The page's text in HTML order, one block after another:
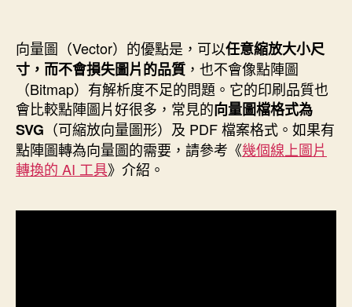
中
文
喔！”
者
佈
期
向量圖（Vector）的優點是，可以任意縮放大小尺
寸，而不會損失圖片的品質 ，也不會像點陣圖
（Bitmap）有解析度不足的問題。它的印刷品質也
會比較點陣圖片好很多，常見的向量圖檔格式為
SVG （可縮放向量圖形）及 PDF 檔案格式。如果有
點陣圖轉為向量圖的需要，請參考《幾個線上圖片
轉換的 AI 工具》介紹。